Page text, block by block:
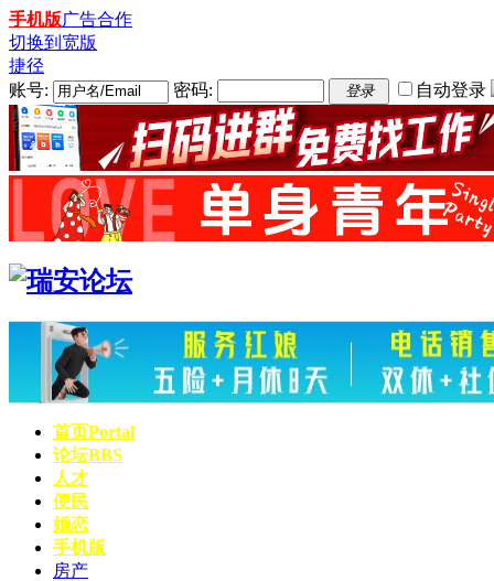
手机版广告合作
切换到宽版
捷径
账号:
密码: 登录 自动登录
首页Portal
论坛BBS
人才
便民
婚恋
手机版
房产